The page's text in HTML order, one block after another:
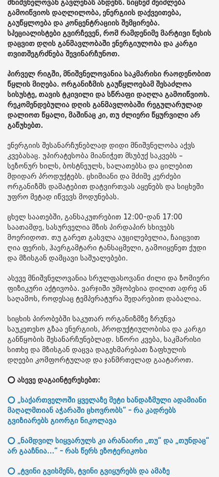
მნიშვნელოვან გავლენას ახდენს. სიცხემ შეიძლება
გამოიწვიოს დაღლილობა, ენერგიის დაქვეითება,
გაუწყლოება და კონცენტრაციის შემცირება.
სპეციალისტები გვირჩევენ, რომ რამდენიმე მარტივი წესის
დაცვით დღის განმავლობაში ენერგიულობა და კარგი
თვითშეგრძნება შევინარჩუნოთ.
პირველ რიგში, მნიშვნელოვანია საკმარისი რაოდენობით
წყლის მიღება. ორგანიზმის გაუწყლოებამ შესაძლოა
სისუსტე, თავის ტკივილი და სწრაფი დაღლა გამოიწვიოს.
რეკომენდებულია დღის განმავლობაში რეგულარულად
დალიოთ წყალი, მაშინაც კი, თუ ძლიერი წყურვილი არ
გაწუხებთ.
ენერგიის შესანარჩუნებლად დიდი მნიშვნელობა აქვს
კვებასაც. უპირატესობა მიანიჭეთ მსუბუქ საკვებს –
სეზონურ ხილს, ბოსტნეულს, სალათებსა და ცილებით
მდიდარ პროდუქტებს. ცხიმიანი და მძიმე კერძები
ორგანიზმს დამატებით დატვირთვას აყენებს და სიცხეში
უფრო მეტად იწვევს მოდუნებას.
ცხელ საათებში, განსაკუთრებით 12:00-დან 17:00
საათამდე, სასურველია მზის პირდაპირ სხივებს
მოერიდოთ. თუ გარეთ გასვლა აუცილებელია, ჩაიცვით
ღია ფერის, ჰაერგამტარი ტანსაცმელი, გამოიყენეთ ქუდი
და მზისგან დამცავი საშუალებები.
ასევე მნიშვნელოვანია სრულფასოვანი ძილი და ზომიერი
ფიზიკური აქტივობა. ვარჯიში უმჯობესია დილით ადრე ან
საღამოს, როდესაც ტემპერატურა შედარებით დაბალია.
სიცხის პირობებში საკუთარ ორგანიზმზე ზრუნვა
საუკეთესო გზაა ენერგიის, პროდუქტიულობისა და კარგი
განწყობის შესანარჩუნებლად. სწორი კვება, საკმარისი
სითხე და მზისგან დაცვა დაგეხმარებათ ზაფხულის
დღეები კომფორტულად და ჯანმრთელად გაატაროთ.
⭕ ასევე დაგაინტერესებთ:
⭕ „საქართველოში ყველაზე მეტი ხანდაზმული ადამიანი
მაღალმთიან აჭარაში ცხოვრობს“ - რა კადრებს
გვიზიარებს გიორგი ნიკოლავა
⭕ „ნამდვილ სიყვარულს კი არანაირი „თუ“ და „თუნდაც“
არ გააჩნია...“ - რას წერს ეზოტერიკოსი
⭕ „ტვინი გვისმენს, ტვინი გვიყურებს და ამაზე